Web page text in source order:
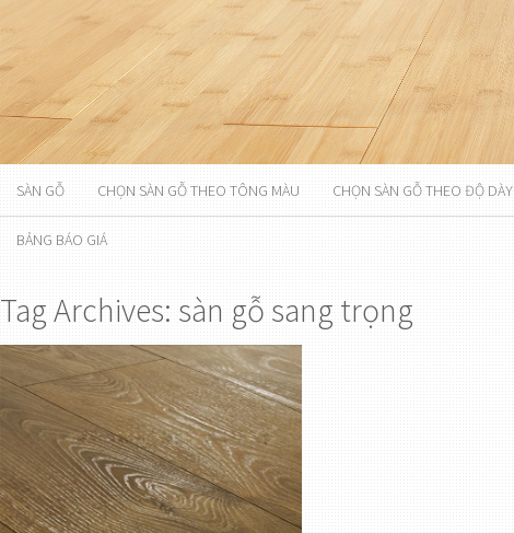
SÀN GỖ CHỌN SÀN GỖ THEO TÔNG MÀU CHỌN SÀN GỖ THEO ĐỘ DÀY
BẢNG BÁO GIÁ
Tag Archives: sàn gỗ sang trọng